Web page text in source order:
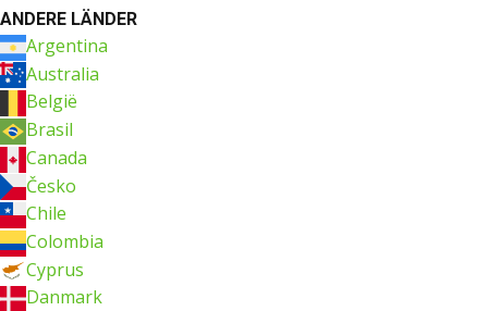
ANDERE LÄNDER
Argentina
Australia
België
Brasil
Canada
Česko
Chile
Colombia
Cyprus
Danmark